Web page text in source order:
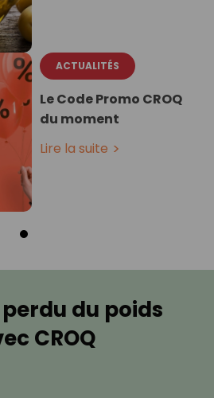
ACTUALITÉS
Le Code Promo CROQ
du moment
Lire la suite
du poids
CROQ